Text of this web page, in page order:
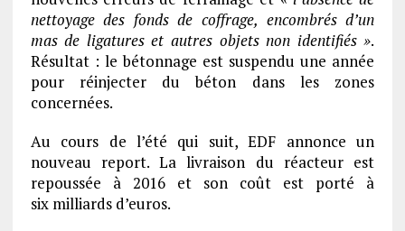
nettoyage des fonds de coffrage, encombrés d’un
mas de ligatures et autres objets non identifiés ».
Résultat : le bétonnage est suspendu une année
pour réinjecter du béton dans les zones
concernées.
Au cours de l’été qui suit, EDF annonce un
nouveau report. La livraison du réacteur est
repoussée à 2016 et son coût est porté à
six milliards d’euros.